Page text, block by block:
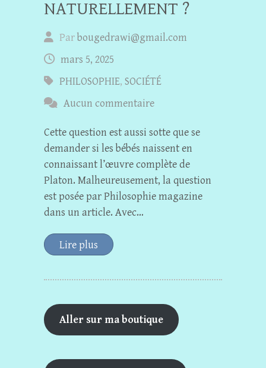
NATURELLEMENT ?
Parbougedrawi@gmail.com
mars 5, 2025
PHILOSOPHIE, SOCIÉTÉ
Aucun commentaire
Cette question est aussi sotte que se
demander si les bébés naissent en
connaissant l’œuvre complète de
Platon. Malheureusement, la question
est posée par Philosophie magazine
dans un article. Avec…
Lire plus
Aller sur ma boutique